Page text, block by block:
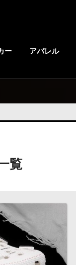
ー アパレル
覧